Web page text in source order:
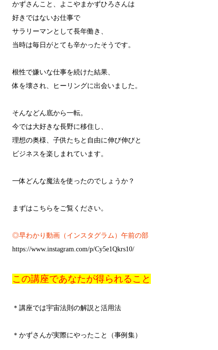
かずさんこと、よこやまかずひろさんは
好きではないお仕事で
サラリーマンとして長年働き、
当時は毎日がとても辛かったそうです。
根性で嫌いな仕事を続けた結果、
体を壊され、ヒーリングに出会いました。
そんなどん底から一転。
今では大好きな長野に移住し、
理想の奥様、子供たちと自由に伸び伸びと
ビジネスを楽しまれています。
一体どんな魔法を使ったのでしょうか？
まずはこちらをご覧ください。
◎早わかり動画（インスタグラム）午前の部
https://www.instagram.com/p/Cy5e1Qkrs10/
この講座であなたが得られること
＊講座では宇宙法則の解説と活用法
＊かずさんが実際にやったこと（事例集）